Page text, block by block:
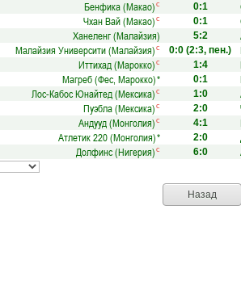
Бенфика (Макао) с 0:1
Чхан Вай (Макао) с 0:1
Ханеленг (Малайзия)
5:2
Малайзия Университи (Малайзия) с 0:0 (2:3, пен.)
Иттихад (Марокко) с 1:4
Магреб (Фес, Марокко)* 0:1
Лос-Кабос Юнайтед (Мексика) с 1:0
Пуэбла (Мексика) с 2:0
Андууд (Монголия) с 4:1
Атлетик 220 (Монголия)* 2:0
Долфинс (Нигерия) с 6:0
Назад